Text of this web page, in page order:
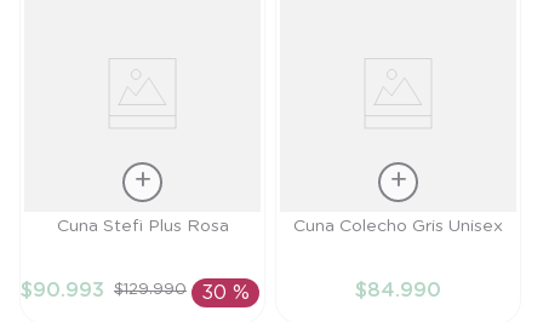
TallaCuna Stefi Plus Rosa
$90.993 $129.990 30 %
Cuna Colecho Gris Unisex
$84.990